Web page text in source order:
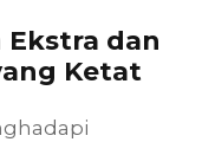
dan
Ketat